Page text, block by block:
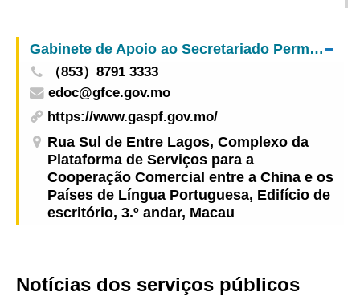
Gabinete de Apoio ao Secretariado Permanente do Fórum para a Cooperação Económica e Comercial entre a China e os Países de Língua Portuguesa
（853）8791 3333
edoc@gfce.gov.mo
https://www.gaspf.gov.mo/
Rua Sul de Entre Lagos, Complexo da
Plataforma de Serviços para a
Cooperação Comercial entre a China e os
Países de Língua Portuguesa, Edifício de
escritório, 3.º andar, Macau
Notícias dos serviços públicos